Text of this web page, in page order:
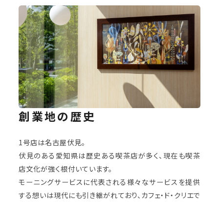
創業地の歴史
1号店は名古屋伏見。
伏見のある愛知県は歴史ある喫茶店が多く、現在も喫茶
店文化が強く根付いています。
モーニングサービスに代表される様々なサービスを提供
する想いは現代にも引き継がれており、カフェ・ド・クリエで